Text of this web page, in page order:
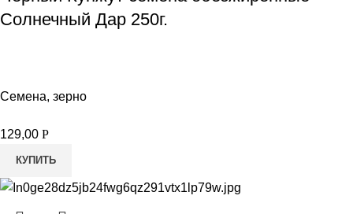
Солнечный Дар 250г.
Семена, зерно
129,00 Р
КУПИТЬ